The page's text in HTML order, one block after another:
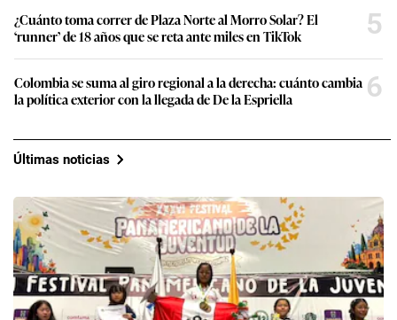
¿Cuánto toma correr de Plaza Norte al Morro Solar? El
‘runner’ de 18 años que se reta ante miles en TikTok
5
Colombia se suma al giro regional a la derecha: cuánto cambia
la política exterior con la llegada de De la Espriella
6
Últimas noticias